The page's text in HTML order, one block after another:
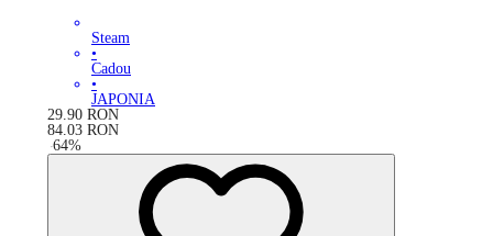
Steam
•
Cadou
•
JAPONIA
29.90 RON
84.03 RON
-64%